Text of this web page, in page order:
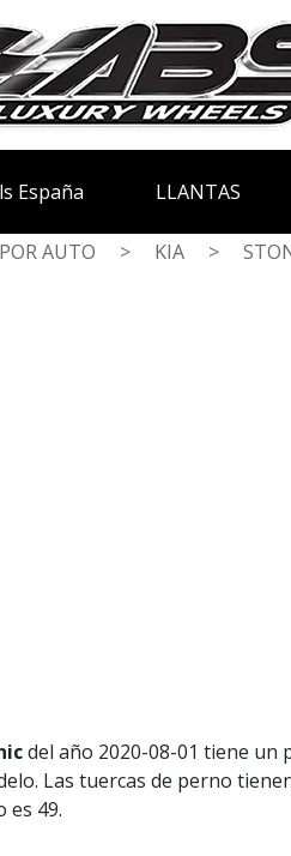
España LLANTAS
AUTO > KIA >
del año 2020-08-01 tiene un
Las tuercas de perno
es 49.